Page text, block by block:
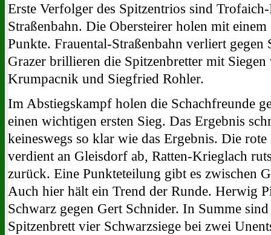
Erste Verfolger des Spitzentrios sind
Straßenbahn. Die Obersteirer holen mit
Punkte. Frauental-Straßenbahn verliert
Grazer brillieren die Spitzenbretter mit
Krumpacnik und Siegfried Rohler.
Im Abstiegskampf holen die Schachfreunde
einen wichtigen ersten Sieg. Das Ergebnis
keineswegs so klar wie das Ergebnis. Die rote
verdient an Gleisdorf ab, Ratten-Krieglach
zurück. Eine Punkteteilung gibt es zwischen
Auch hier hält ein Trend der Runde. Herwig
Schwarz gegen Gert Schnider. In Summe
Spitzenbrett vier Schwarzsiege bei zwei